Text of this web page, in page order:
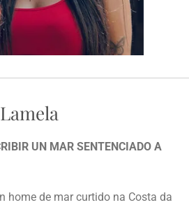
UN MAR SENTENCIADO A
home de mar curtido na Costa da